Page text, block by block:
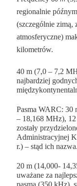
regionalnie
(szczególnie zimą,
atmosferyczne)
kilometrów.
40 m (7,0 – 7,2
najbardziej
Pasma WARC: 30
– 18,168 MHz),
zostały
Administracyjnej
r.) – stąd ich nazwa.
20 m (14,000-
uważane za
pasma (350 kHz),